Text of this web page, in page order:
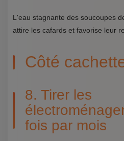
L'eau stagnante des soucoupes
attire les cafards et favorise leur
Côté
8. Tirer les
fois par mois